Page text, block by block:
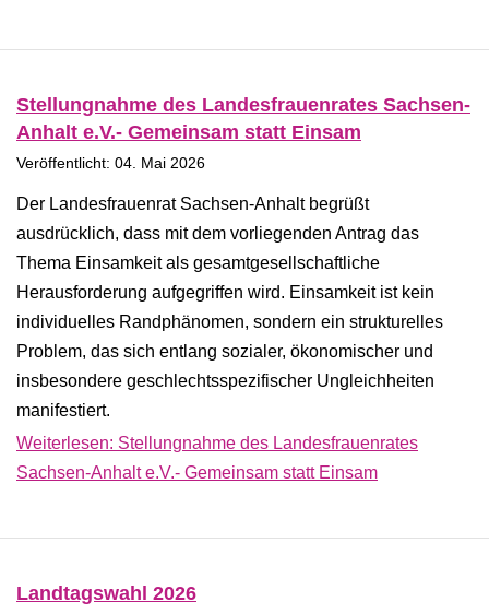
Stellungnahme des Landesfrauenrates Sachsen-
Anhalt e.V.- Gemeinsam statt Einsam
Veröffentlicht: 04. Mai 2026
Der Landesfrauenrat Sachsen-Anhalt begrüßt
ausdrücklich, dass mit dem vorliegenden Antrag das
Thema Einsamkeit als gesamtgesellschaftliche
Herausforderung aufgegriffen wird. Einsamkeit ist kein
individuelles Randphänomen, sondern ein strukturelles
Problem, das sich entlang sozialer, ökonomischer und
insbesondere geschlechtsspezifischer Ungleichheiten
manifestiert.
Weiterlesen: Stellungnahme des Landesfrauenrates
Sachsen-Anhalt e.V.- Gemeinsam statt Einsam
Landtagswahl 2026